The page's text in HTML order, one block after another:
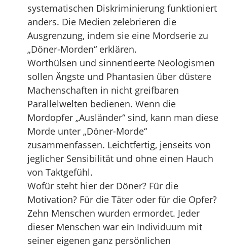
systematischen Diskriminierung funktioniert
anders. Die Medien zelebrieren die
Ausgrenzung, indem sie eine Mordserie zu
„Döner-Morden“ erklären.
Worthülsen und sinnentleerte Neologismen
sollen Ängste und Phantasien über düstere
Machenschaften in nicht greifbaren
Parallelwelten bedienen. Wenn die
Mordopfer „Ausländer“ sind, kann man diese
Morde unter „Döner-Morde“
zusammenfassen. Leichtfertig, jenseits von
jeglicher Sensibilität und ohne einen Hauch
von Taktgefühl.
Wofür steht hier der Döner? Für die
Motivation? Für die Täter oder für die Opfer?
Zehn Menschen wurden ermordet. Jeder
dieser Menschen war ein Individuum mit
seiner eigenen ganz persönlichen